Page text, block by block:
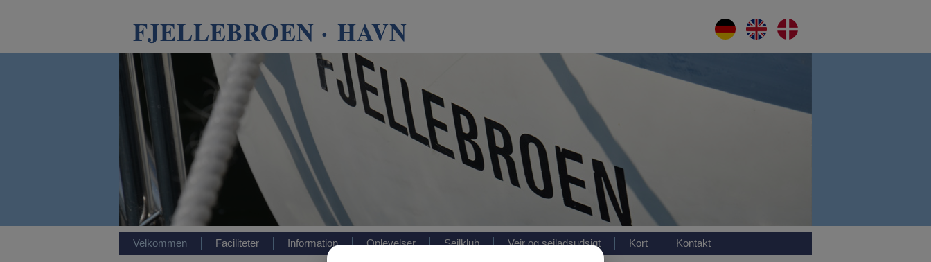
FJELLEBROEN · HAVN
Velkommen Faciliteter Information Oplevelser Sejlklub Vejr og sejladsudsigt Kort Kontakt